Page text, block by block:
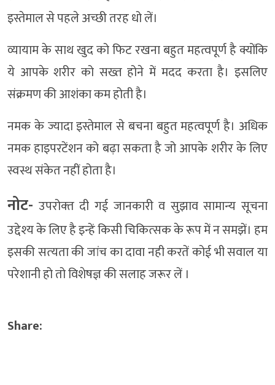
इस्तेमाल से पहले अच्छी तरह धो लें।
व्यायाम के साथ खुद को फिट रखना बहुत महत्वपूर्ण है क्योंकि
ये आपके शरीर को सख्त होने में मदद करता है। इसलिए
संक्रमण की आशंका कम होती है।
नमक के ज्यादा इस्तेमाल से बचना बहुत महत्वपूर्ण है। अधिक
नमक हाइपरटेंशन को बढ़ा सकता है जो आपके शरीर के लिए
स्वस्थ संकेत नहीं होता है।
नोट- उपरोक्‍त दी गई जानकारी व सुझाव सामान्‍य सूचना
उद्देश्‍य के लिए है इन्‍हें किसी चिकित्‍सक के रूप में न समझें। हम
इसकी सत्‍यता की जांच का दावा नही करतें कोई भी सवाल या
परेशानी हो तो विशेषज्ञ की सलाह जरूर लें ।
Share: